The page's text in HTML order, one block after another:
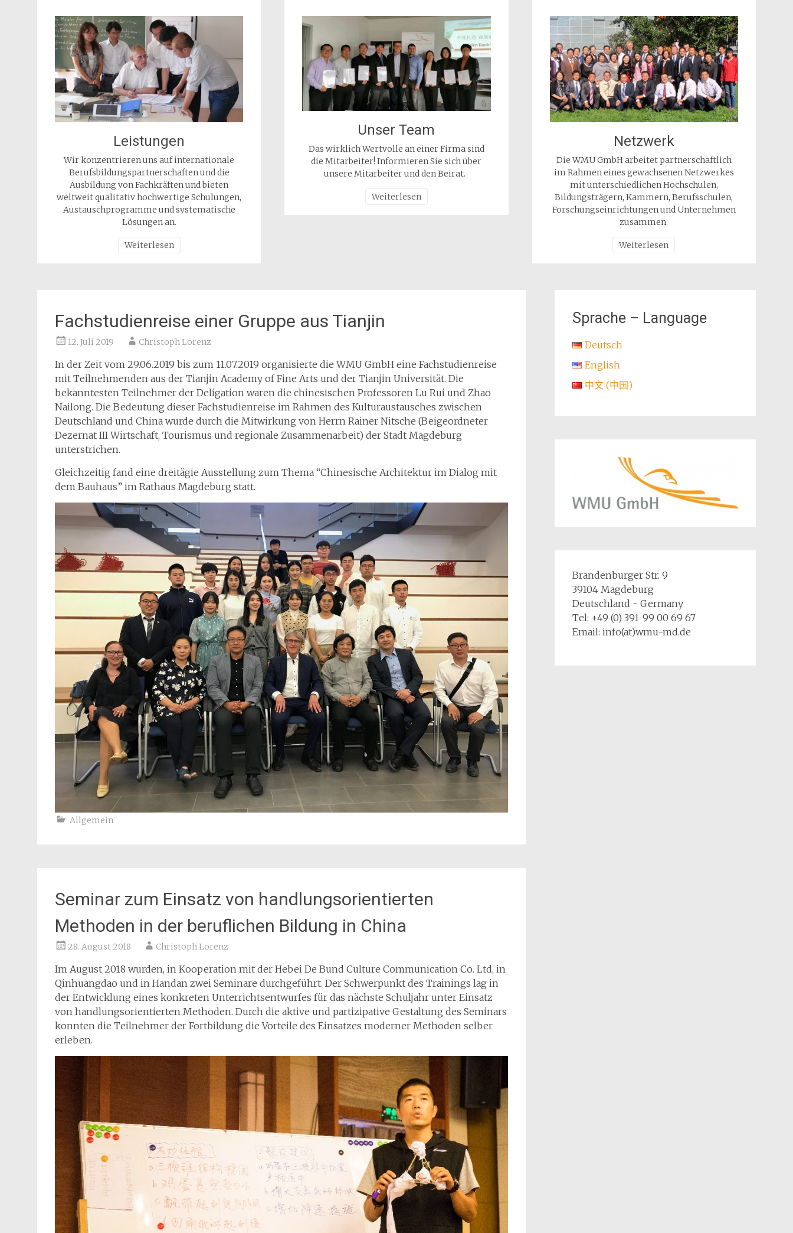
Leistungen
Wir konzentrieren uns auf internationale
Berufsbildungspartnerschaften und die
Ausbildung von Fachkräften und bieten
weltweit qualitativ hochwertige Schulungen,
Austauschprogramme und systematische
Lösungen an.
Weiterlesen
Unser Team
Das wirklich Wertvolle an einer Firma sind
die Mitarbeiter! Informieren Sie sich über
unsere Mitarbeiter und den Beirat.
Weiterlesen
Netzwerk
Die WMU GmbH arbeitet partnerschaftlich
im Rahmen eines gewachsenen Netzwerkes
mit unterschiedlichen Hochschulen,
Bildungsträgern, Kammern, Berufsschulen,
Forschungseinrichtungen und Unternehmen
zusammen.
Weiterlesen
Fachstudienreise einer Gruppe aus Tianjin
12. Juli 2019 Christoph Lorenz
In der Zeit vom 29.06.2019 bis zum 11.07.2019 organisierte die WMU GmbH eine Fachstudienreise
mit Teilnehmenden aus der Tianjin Academy of Fine Arts und der Tianjin Universität. Die
bekanntesten Teilnehmer der Deligation waren die chinesischen Professoren Lu Rui und Zhao
Nailong. Die Bedeutung dieser Fachstudienreise im Rahmen des Kulturaustausches zwischen
Deutschland und China wurde durch die Mitwirkung von Herrn Rainer Nitsche (Beigeordneter
Dezernat III Wirtschaft, Tourismus und regionale Zusammenarbeit) der Stadt Magdeburg
unterstrichen.
Gleichzeitig fand eine dreitägie Ausstellung zum Thema “Chinesische Architektur im Dialog mit
dem Bauhaus” im Rathaus Magdeburg statt.
Allgemein
Seminar zum Einsatz von handlungsorientierten
Methoden in der beruflichen Bildung in China
28. August 2018 Christoph Lorenz
Im August 2018 wurden, in Kooperation mit der Hebei De Bund Culture Communication Co. Ltd, in
Qinhuangdao und in Handan zwei Seminare durchgeführt. Der Schwerpunkt des Trainings lag in
der Entwicklung eines konkreten Unterrichtsentwurfes für das nächste Schuljahr unter Einsatz
von handlungsorientierten Methoden. Durch die aktive und partizipative Gestaltung des Seminars
konnten die Teilnehmer der Fortbildung die Vorteile des Einsatzes moderner Methoden selber
erleben.
Sprache – Language
Deutsch
English
中文 (中国)
Brandenburger Str. 9
39104 Magdeburg
Deutschland - Germany
Tel: +49 (0) 391-99 00 69 67
Email: info(at)wmu-md.de